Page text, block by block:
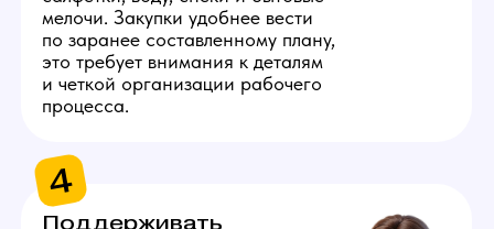
2
Соблюдение сроков
и договоренностей
Профессиональный администратор вебкам
расписания напрямую влияют на работу
вебкам моделей. Важна готовность вовремя
прибыть, чтобы показать студию, встретить
клининг или доставить расходники.